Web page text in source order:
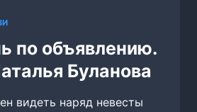
по объявлению.
Буланова
видеть наряд невесты